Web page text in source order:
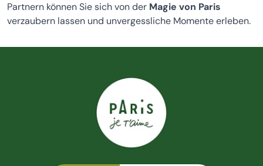
Partnern können Sie sich von der Magie von Paris
verzaubern lassen und unvergessliche Momente erleben.